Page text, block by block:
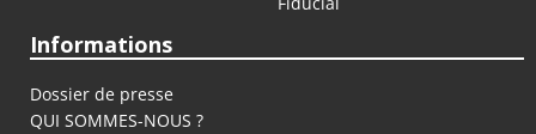
Informations
Dossier de presse
QUI SOMMES-NOUS ?